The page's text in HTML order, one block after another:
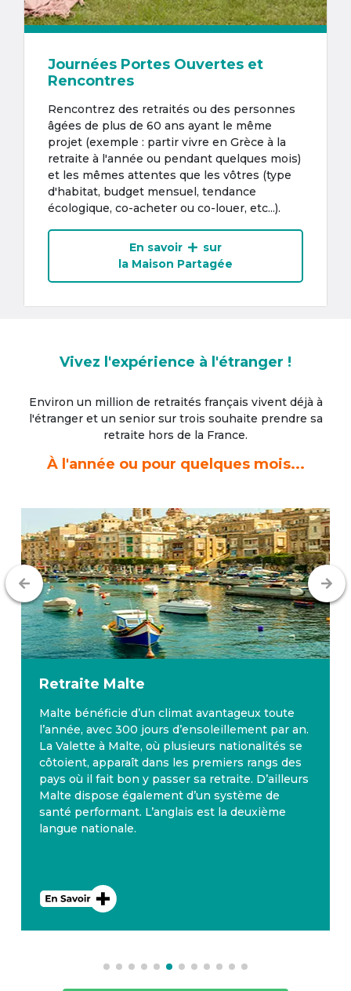
Journées Portes Ouvertes et
Rencontres
Rencontrez des retraités ou des personnes
âgées de plus de 60 ans ayant le même
projet (exemple : partir vivre en Grèce à la
retraite à l'année ou pendant quelques mois)
et les mêmes attentes que les vôtres (type
d'habitat, budget mensuel, tendance
écologique, co-acheter ou co-louer, etc...).
En savoir
sur
la Maison Partagée
Vivez l'expérience à l'étranger !
Environ un million de retraités français vivent déjà à
l'étrangeret un senior sur trois souhaite prendre sa
retraite hors de la France.
À l'année ou pour quelques mois...
Retraite Malte
Malte bénéficie d’un climat avantageux toute
l’année, avec 300 jours d’ensoleillement par an.
La Valette à Malte, où plusieurs nationalités se
côtoient, apparaît dans les premiers rangs des
pays où il fait bon y passer sa retraite. D’ailleurs
Malte dispose également d’un système de
santé performant. L’anglais est la deuxième
langue nationale.